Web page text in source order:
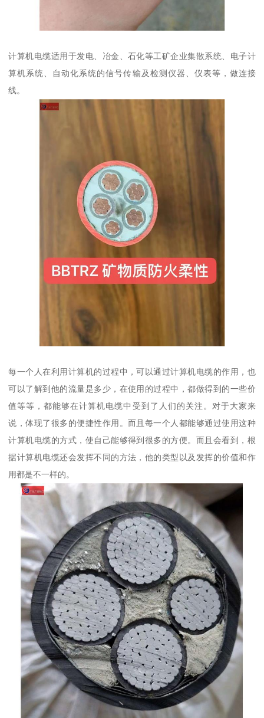
计算机电缆适用于发电、冶金、石化等工矿企业集散系统、电子计
算机系统、自动化系统的信号传输及检测仪器、仪表等，做连接
线。
每一个人在利用计算机的过程中，可以通过计算机电缆的作用，也
可以了解到他的流量是多少，在使用的过程中，都做得到的一些价
值等等，都能够在计算机电缆中受到了人们的关注。对于大家来
说，体现了很多的便捷性作用。而且每一个人都能够通过使用这种
计算机电缆的方式，使自己能够得到很多的方便。而且会看到，根
据计算机电缆还会发挥不同的方法，他的类型以及发挥的价值和作
用都是不一样的。